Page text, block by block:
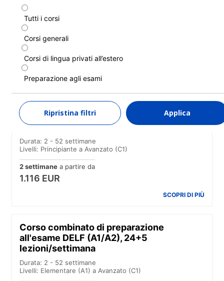
Tutti i corsi
Corsi generali
Corsi di lingua privati all’estero
Preparazione agli esami
Ripristina filtri Applica
Corso standard
Durata: 1 - 52 settimane
Livelli: Principiante a Avanzato (C1)
1 settimana
409 EUR
SCOPRI DI PIÙ
Corso combinato, 24+5 lezioni/settimana
Durata: 2 - 52 settimane
Livelli: Principiante a Avanzato (C1)
2 settimane a partire da
1.116 EUR
SCOPRI DI PIÙ
Corso combinato di preparazione
all'esame DELF (A1/A2), 24+5
lezioni/settimana
Durata: 2 - 52 settimane
Livelli: Elementare (A1) a Avanzato (C1)